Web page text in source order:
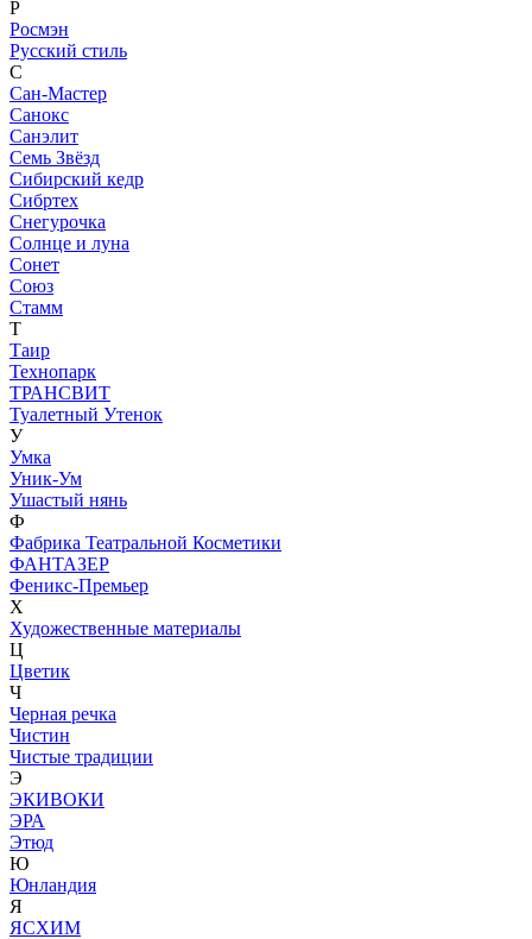
Р
Росмэн
Русский стиль
С
Сан-Мастер
Санокс
Санэлит
Семь Звёзд
Сибирский кедр
Сибртех
Снегурочка
Солнце и луна
Сонет
Союз
Стамм
Т
Таир
Технопарк
ТРАНСВИТ
Туалетный Утенок
У
Умка
Уник-Ум
Ушастый нянь
Ф
Фабрика Театральной Косметики
ФАНТАЗЕР
Феникс-Премьер
Х
Художественные материалы
Ц
Цветик
Ч
Черная речка
Чистин
Чистые традиции
Э
ЭКИВОКИ
ЭРА
Этюд
Ю
Юнландия
Я
ЯСХИМ